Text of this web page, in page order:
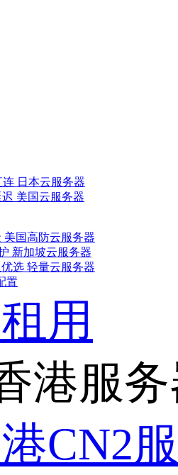
连 日本云服务器
美国云服务器
美国高防云服务器
新加坡云服务器
选 轻量云服务器
置
用
港服
CN2